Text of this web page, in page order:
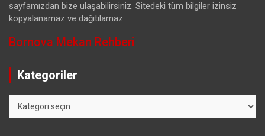
sayfamızdan bize ulaşabilirsiniz. Sitedeki tüm bilgiler izinsiz
kopyalanamaz ve dağıtılamaz.
Bornova Mekan Rehberi
Kategoriler